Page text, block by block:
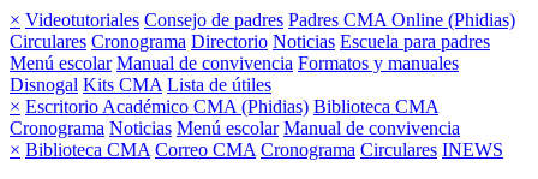
× Videotutoriales Consejo de padres Padres CMA Online (Phidias)
Circulares Cronograma Directorio Noticias Escuela para padres
Menú escolar Manual de convivencia Formatos y manuales
Disnogal Kits CMA Lista de útiles
× Escritorio Académico CMA (Phidias) Biblioteca CMA
Cronograma Noticias Menú escolar Manual de convivencia
× Biblioteca CMA Correo CMA Cronograma Circulares INEWS